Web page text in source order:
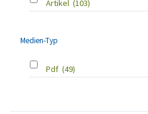
Artikel (103)
Medien-Typ
Pdf (49)